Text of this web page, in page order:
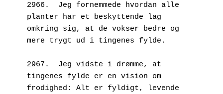
2966.  Jeg fornemmede hvordan alle
planter har et beskyttende lag
omkring sig, at de vokser bedre og
mere trygt ud i tingenes fylde.
2967.  Jeg vidste i drømme, at
tingenes fylde er en vision om
frodighed: Alt er fyldigt, levende